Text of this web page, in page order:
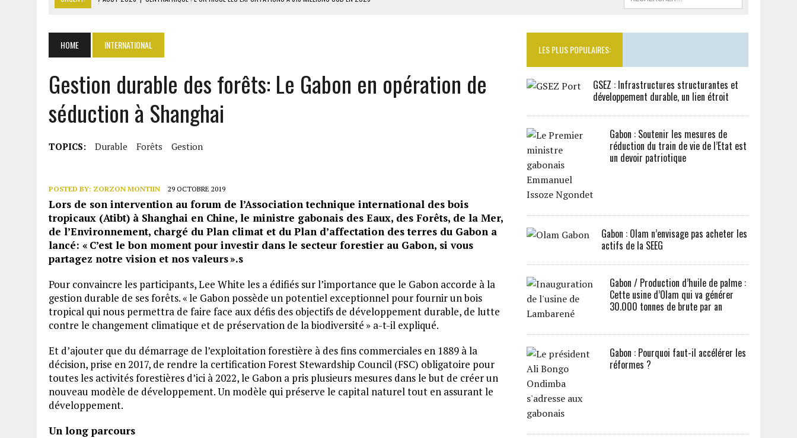
7 AOÛT 2026 | OUATTARA ANNONCE DES SANCTIONS CONTRE LES DÉGUERPISSEMENTS ILLÉGAUX
7 AOÛT 2026
OUATTARA PROMET DE POURSUIVRE LA SÉCURISATION DES ZONES À RISQUE
HOME INTERNATIONAL
Gestion durable des forêts: Le Gabon en opération de
séduction à Shanghai
TOPICS: Durable Forêts Gestion
POSTED BY: ZORZON MONTIIN 29 OCTOBRE 2019
Lors de son intervention au forum de l’Association technique international des bois
tropicaux (Atibt) à Shanghai en Chine, le ministre gabonais des Eaux, des Forêts, de la Mer,
de l’Environnement, chargé du Plan climat et du Plan d’affectation des terres du Gabon a
lancé: « C’est le bon moment pour investir dans le secteur forestier au Gabon, si vous
partagez notre vision et nos valeurs ».s
Pour convaincre les participants, Lee White les a édifiés sur l’importance que le Gabon accorde à la
gestion durable de ses forêts. « le Gabon possède un potentiel exceptionnel pour fournir un bois
tropical qui nous permettra de faire face aux défis des objectifs de développement durable, de lutte
contre le changement climatique et de préservation de la biodiversité » a-t-il expliqué.
Et d’ajouter que du démarrage de l’exploitation forestière à des fins commerciales en 1889 à la
décision, prise en 2017, de rendre la certification Forest Stewardship Council (FSC) obligatoire pour
toutes les activités forestières d’ici à 2022, le Gabon a pris plusieurs mesures dans le but de créer un
nouveau modèle de développement. Un modèle qui préserve le capital naturel tout en assurant le
développement.
Un long parcours
LES PLUS POPULAIRES:
GSEZ : Infrastructures structurantes et
développement durable, un lien étroit
Gabon : Soutenir les mesures de
réduction du train de vie de l’Etat est
un devoir patriotique
Gabon : Olam n’envisage pas acheter les
actifs de la SEEG
Gabon / Production d’huile de palme :
Cette usine d’Olam qui va générer
30.000 tonnes de brute par an
Gabon : Pourquoi faut-il accélérer les
réformes ?